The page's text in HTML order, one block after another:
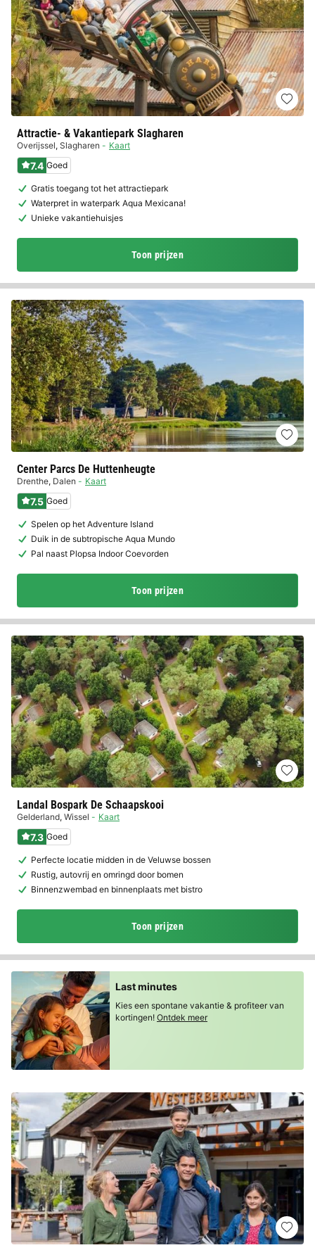
Attractie- & Vakantiepark Slagharen
Overijssel, Slagharen Kaart
7.4 Goed
Gratis toegang tot het attractiepark
Waterpret in waterpark Aqua Mexicana!
Unieke vakantiehuisjes
Toon prijzen
Center Parcs De Huttenheugte
Drenthe, Dalen Kaart
7.5 Goed
Spelen op het Adventure Island
Duik in de subtropische Aqua Mundo
Pal naast Plopsa Indoor Coevorden
Toon prijzen
Landal Bospark De Schaapskooi
Gelderland, Wissel Kaart
7.3 Goed
Perfecte locatie midden in de Veluwse bossen
Rustig, autovrij en omringd door bomen
Binnenzwembad en binnenplaats met bistro
Toon prijzen
Last minutes
Kies een spontane vakantie & profiteer van
kortingen! Ontdek meer